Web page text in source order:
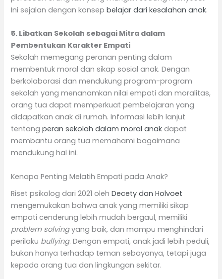
Ini sejalan dengan konsepbelajar dari kesalahan anak.
5. Libatkan Sekolah sebagai Mitra dalam
Pembentukan Karakter Empati
Sekolah memegang peranan penting dalam
membentuk moral dan sikap sosial anak. Dengan
berkolaborasi dan mendukung program-program
sekolah yang menanamkan nilai empati dan moralitas,
orang tua dapat memperkuat pembelajaran yang
didapatkan anak di rumah. Informasi lebih lanjut
tentangperan sekolah dalam moral anak dapat
membantu orang tua memahami bagaimana
mendukung hal ini.
Kenapa Penting Melatih Empati pada Anak?
Riset psikolog dari 2021 olehDecety dan Holvoet
mengemukakan bahwa anak yang memiliki sikap
empati cenderung lebih mudah bergaul, memiliki
problem solvingyang baik, dan mampu menghindari
perilaku bullying. Dengan empati, anak jadi lebih peduli,
bukan hanya terhadap teman sebayanya, tetapi juga
kepada orang tua dan lingkungan sekitar.